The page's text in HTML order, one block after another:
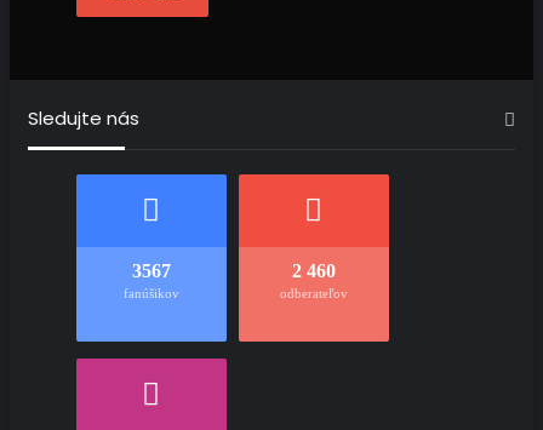
Sledujte nás
3567
fanúšikov
2 460
odberateľov